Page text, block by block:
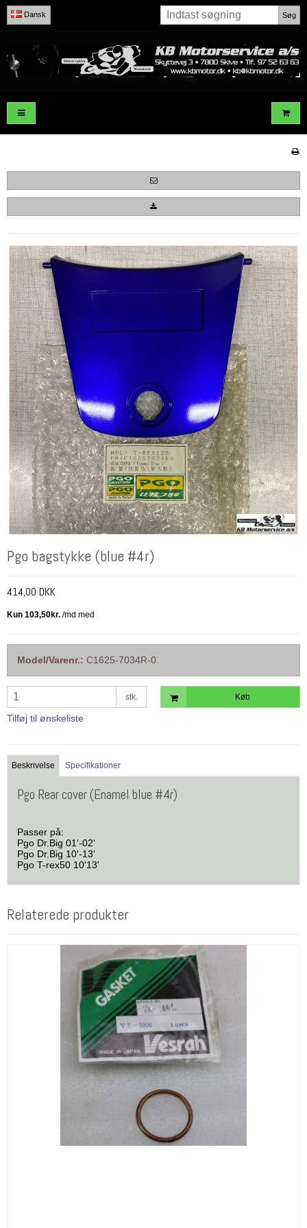
Dansk Søg
Pgo bagstykke (blue #4r)
414,00 DKK
Model/Varenr.: C1625-7034R-0
stk. Køb
Tilføj til ønskeliste
Beskrivelse Specifikationer
Pgo Rear cover (Enamel blue #4r)
Passer på:
Pgo Dr.Big 01'-02'
Pgo Dr.Big 10'-13'
Pgo T-rex50 10'13'
Relaterede produkter